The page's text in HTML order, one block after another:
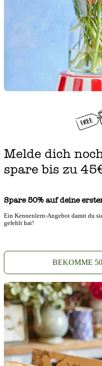
Melde dich
spare bis zu
Spare 50% auf deine
Ein Kennenlern-Angebot damit du
gefehlt hat!
BEKOMME